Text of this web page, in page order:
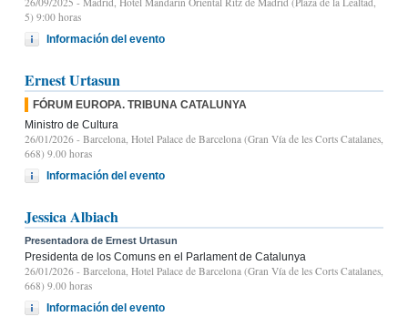
5) 9:00 horas
Información del evento
Ernest Urtasun
FÓRUM EUROPA. TRIBUNA CATALUNYA
Ministro de Cultura
26/01/2026 - Barcelona, Hotel Palace de Barcelona (Gran Vía de les Corts Catalanes,
668) 9.00 horas
Información del evento
Jessica Albiach
Presentadora de Ernest Urtasun
Presidenta de los Comuns en el Parlament de Catalunya
26/01/2026 - Barcelona, Hotel Palace de Barcelona (Gran Vía de les Corts Catalanes,
668) 9.00 horas
Información del evento